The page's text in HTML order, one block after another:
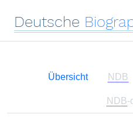
Deutsche
Übersicht NDB
NDB-